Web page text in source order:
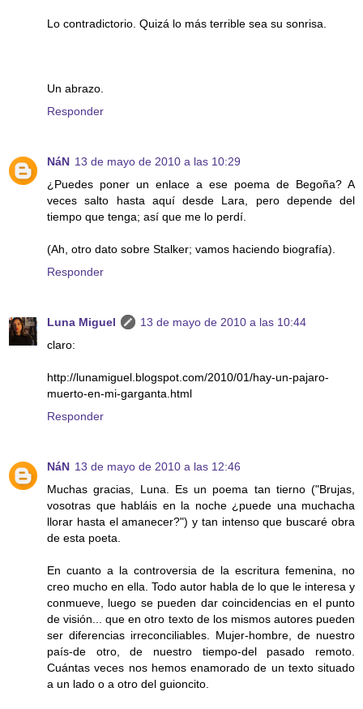
Lo contradictorio. Quizá lo más terrible sea su sonrisa.
Un abrazo.
Responder
NáN 13 de mayo de 2010 a las 10:29
¿Puedes poner un enlace a ese poema de Begoña? A
veces salto hasta aquí desde Lara, pero depende del
tiempo que tenga; así que me lo perdí.
(Ah, otro dato sobre Stalker; vamos haciendo biografía).
Responder
Luna Miguel
13 de mayo de 2010 a las 10:44
claro:
http://lunamiguel.blogspot.com/2010/01/hay-un-pajaro-
muerto-en-mi-garganta.html
Responder
NáN 13 de mayo de 2010 a las 12:46
Muchas gracias, Luna. Es un poema tan tierno ("Brujas,
vosotras que habláis en la noche ¿puede una muchacha
llorar hasta el amanecer?") y tan intenso que buscaré obra
de esta poeta.
En cuanto a la controversia de la escritura femenina, no
creo mucho en ella. Todo autor habla de lo que le interesa y
conmueve, luego se pueden dar coincidencias en el punto
de visión... que en otro texto de los mismos autores pueden
ser diferencias irreconciliables. Mujer-hombre, de nuestro
país-de otro, de nuestro tiempo-del pasado remoto.
Cuántas veces nos hemos enamorado de un texto situado
a un lado o a otro del guioncito.